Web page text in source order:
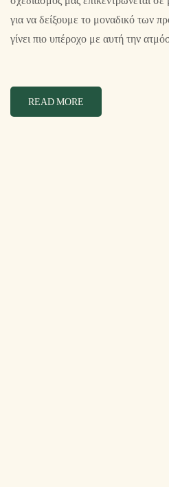
για να δείξουμε το μοναδικό των
γίνει πιο υπέροχο με αυτή την
READ MORE